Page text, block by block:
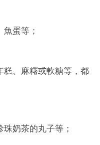
蛋等；
糕、麻糬或軟糖等，都
奶茶的丸子等；